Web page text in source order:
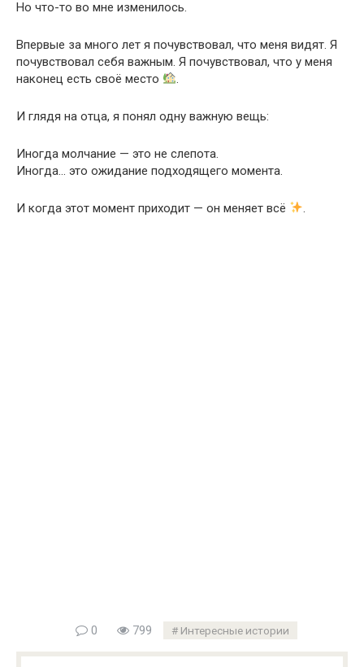
Но что-то во мне изменилось.
Впервые за много лет я почувствовал, что меня видят. Я
почувствовал себя важным. Я почувствовал, что у меня
наконец есть своё место
.
И глядя на отца, я понял одну важную вещь:
Иногда молчание — это не слепота.
Иногда… это ожидание подходящего момента.
И когда этот момент приходит — он меняет всё .
0 799 Интересные истории